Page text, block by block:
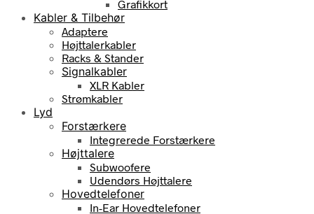
Grafikkort
Kabler & Tilbehør
Adaptere
Højttalerkabler
Racks & Stander
Signalkabler
XLR Kabler
Strømkabler
Lyd
Forstærkere
Integrerede Forstærkere
Højttalere
Subwoofere
Udendørs Højttalere
Hovedtelefoner
In-Ear Hovedtelefoner